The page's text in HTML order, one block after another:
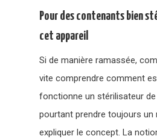
Pour des contenants bien
cet appareil
Si de manière ramassée,
vite comprendre comment
fonctionne un stérilisateur
pourtant prendre toujours un
expliquer le concept. La